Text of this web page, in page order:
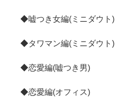
◆嘘つき女編(ミニダウト)
◆タワマン編(ミニダウト)
◆恋愛編(嘘つき男)
◆恋愛編(オフィス)